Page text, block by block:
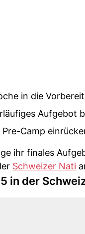
in die
Aufgebot
Camp
ihr finales
Schweizer Nati
in der